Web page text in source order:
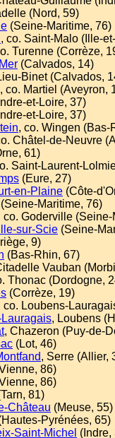
(Nord, 59)
(Seine-Maritime, 76)
, co. Saint-Malo (Ille-
Turenne (Corrèze,
(Calvados, 14)
Binet (Calvados,
, co. Martiel (Aveyron,
et-Loire, 37)
et-Loire, 37)
, co. Wingen (Bas-
Châtel-de-Neuvre
61)
Saint-Laurent-
(Eure, 27)
en-Plaine (Côte-
(Seine-Maritime, 76)
co. Goderville
sur-Scie (Seine-
9)
(Bas-Rhin, 67)
Vauban
Thonac (Dordogne,
(Corrèze, 19)
co. Loubens-
, Loubens
, Chazeron (Puy-de-
(Lot, 46)
, Serre (Allier,
86)
86)
81)
Château (Meuse, 55)
Pyrénées, 65)
Saint-Michel (Indre,